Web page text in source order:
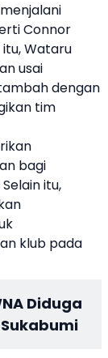
Connor
Wataru
usai
dengan
tim
bagi
itu,
klub pada
Diduga